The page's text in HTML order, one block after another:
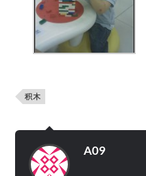
积木
A09